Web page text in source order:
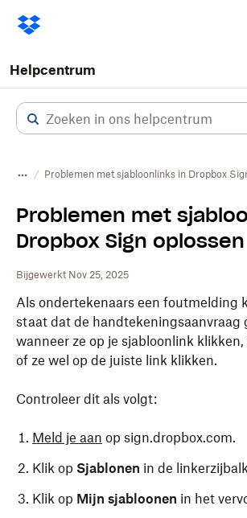
Helpcentrum
Problemen met sjabloonlinks in Dropbox
Problemen met
Dropbox Sign oplossen
Bijgewerkt Nov 25, 2025
Als ondertekenaars een foutmelding
staat dat de handtekeningsaanvraag
wanneer ze op je sjabloonlink
of ze wel op de juiste link klikken.
Controleer dit als volgt:
Meld je aan op sign.dropbox.com.
Klik op Sjablonen in de
Klik op Mijn sjabloonen in het